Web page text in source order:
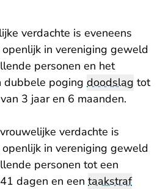
verdachte is eveneens
in vereniging geweld
personen en het
dubbele poging doodslag tot
3 jaar en 6 maanden.
verdachte is
in vereniging geweld
personen tot een
dagen en een taakstraf